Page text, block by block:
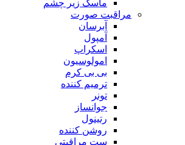
ماسک زیر چشم
مراقبت صورت
آبرسان
آمپول
اسکراپ
امولوسیون
بی بی کرم
ترمیم کننده
تونر
جوانساز
رتینول
روشن کننده
ست مراقبتی